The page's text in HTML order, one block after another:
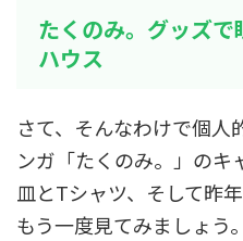
たくのみ。グッズ
ハウス
さて、そんなわけで個
ンガ「たくのみ。」の
皿とTシャツ、そして昨
もう一度見てみましょう。